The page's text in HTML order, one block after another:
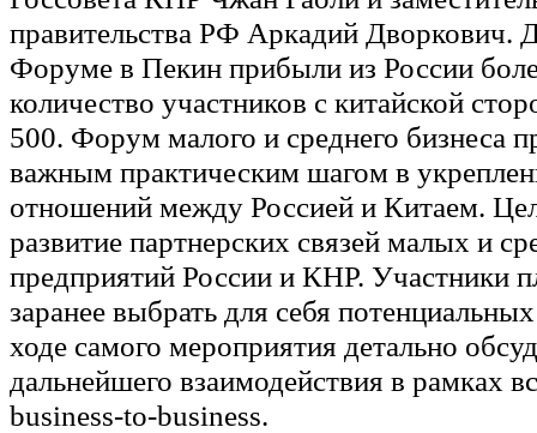
правительства РФ Аркадий Дворкович.
Форуме в Пекин прибыли из России
количество участников с китайской
500. Форум малого и среднего бизнеса
важным практическим шагом в
отношений между Россией и Китаем.
развитие партнерских связей малых и
предприятий России и КНР. Участники
заранее выбрать для себя
ходе самого мероприятия детально
дальнейшего взаимодействия в рамках
business-to-business.